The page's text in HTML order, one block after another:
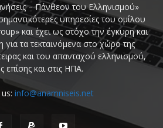
– Πάνθεον του Ελληνισμού»
υπηρεσίες του ομίλου
και έχει ως στόχο την έγκυρη και
για τα τεκταινόμενα στο χώρο της
και του απανταχού ελληνισμού,
επίσης και στις ΗΠΑ.
info@anamniseis.net